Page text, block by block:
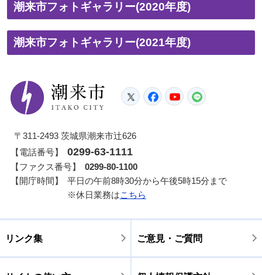
潮来市フォトギャラリー(2020年度)
潮来市フォトギャラリー(2021年度)
潮来市
TwitterFacebook
YouTube
〒311-2493 茨城県潮来市辻626
【電話番号】
0299-63-1111
【ファクス番号】
0299-80-1100
【開庁時間】
平日の午前8時30分から午後5時15分まで
※休日業務はこちら
リンク集 ご意見・ご質問